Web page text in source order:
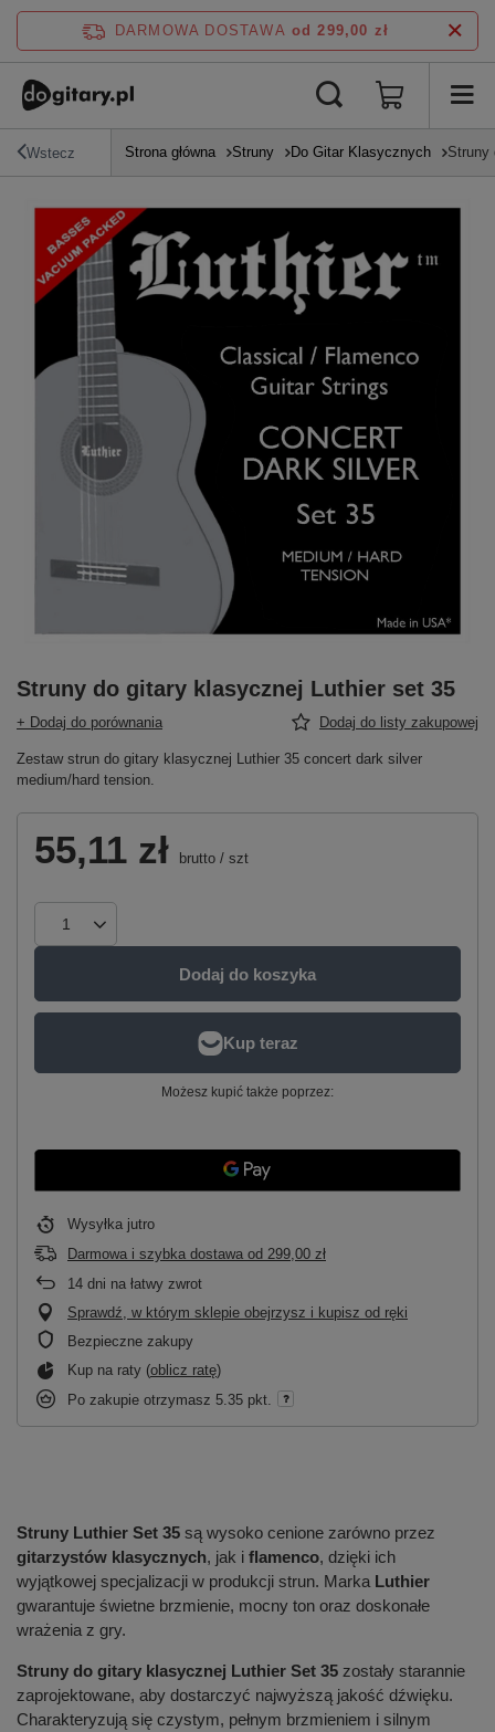
DARMOWA DOSTAWA od 299,00 zł
Wstecz Strona główna Struny Do Gitar Klasycznych Struny
Struny do gitary klasycznej Luthier set 35
+ Dodaj do porównania Dodaj do listy zakupowej
Zestaw strun do gitary klasycznej Luthier 35 concert dark silver
medium/hard tension.
55,11 zł brutto / szt
Dodaj do koszyka
Możesz kupić także poprzez:
Wysyłka jutro
Darmowa i szybka dostawa od 299,00 zł
14 dni na łatwy zwrot
Sprawdź, w którym sklepie obejrzysz i kupisz od ręki
Bezpieczne zakupy
Kup na raty (oblicz ratę)
Po zakupie otrzymasz 5.35 pkt.
Struny Luthier Set 35 są wysoko cenione zarówno przez
gitarzystów klasycznych, jak i flamenco, dzięki ich
wyjątkowej specjalizacji w produkcji strun. Marka Luthier
gwarantuje świetne brzmienie, mocny ton oraz doskonałe
wrażenia z gry.
Struny do gitary klasycznej Luthier Set 35 zostały starannie
zaprojektowane, aby dostarczyć najwyższą jakość dźwięku.
Charakteryzują się czystym, pełnym brzmieniem i silnym